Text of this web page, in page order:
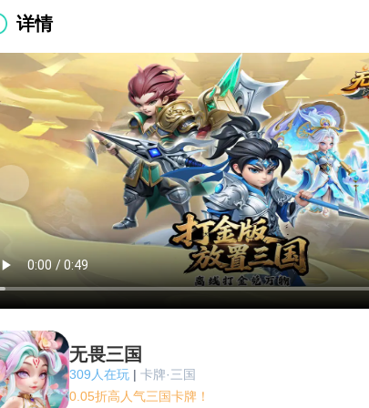
详情
无畏三国
309人在玩 | 卡牌·三国
0.05折高人气三国卡牌！